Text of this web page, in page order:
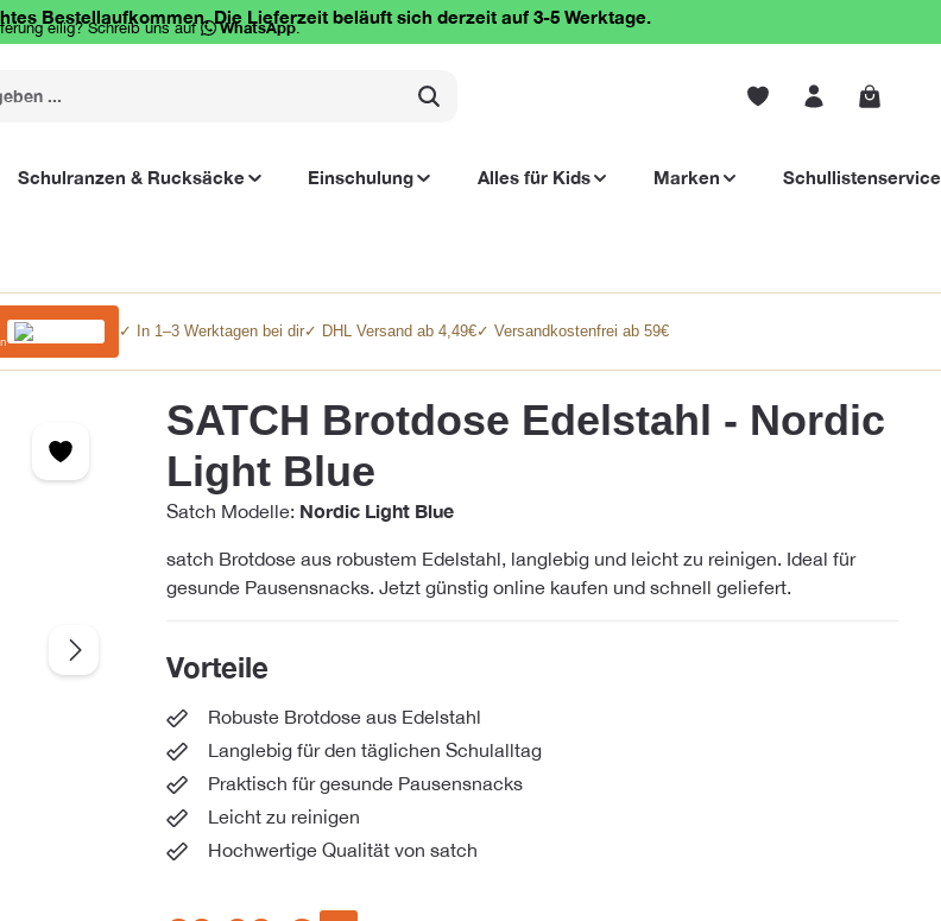
Bestellaufkommen. Die Lieferzeit beläuft sich derzeit auf 3-5 Werktage.
eilig? Schreib uns auf WhatsApp.
Schulranzen & Rucksäcke Einschulung Alles für Kids Marken Schullistenservice
✓ In 1–3 Werktagen bei dir✓ DHL Versand ab 4,49€✓ Versandkostenfrei ab 59€
SATCH Brotdose Edelstahl - Nordic
Light Blue
Satch Modelle: Nordic Light Blue
satch Brotdose aus robustem Edelstahl, langlebig und leicht zu reinigen. Ideal für
gesunde Pausensnacks. Jetzt günstig online kaufen und schnell geliefert.
Vorteile
Robuste Brotdose aus Edelstahl
Langlebig für den täglichen Schulalltag
Praktisch für gesunde Pausensnacks
Leicht zu reinigen
Hochwertige Qualität von satch